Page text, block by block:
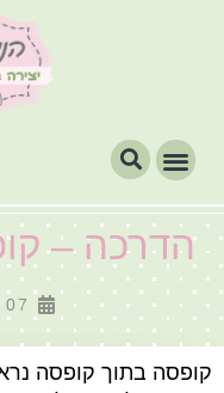
הדרכה –
07 באוקטובר, 2019
קופסה בתוך קופסה